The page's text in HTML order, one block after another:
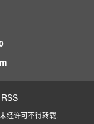
RSS
经许可不得转载.